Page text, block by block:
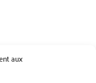
aux